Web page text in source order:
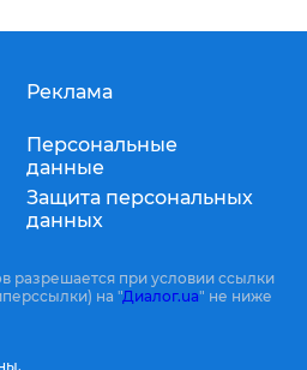
Реклама
Персональные
данные
Защита персональных
данных
разрешается при условии ссылки
на "Диалог.ua" не ниже